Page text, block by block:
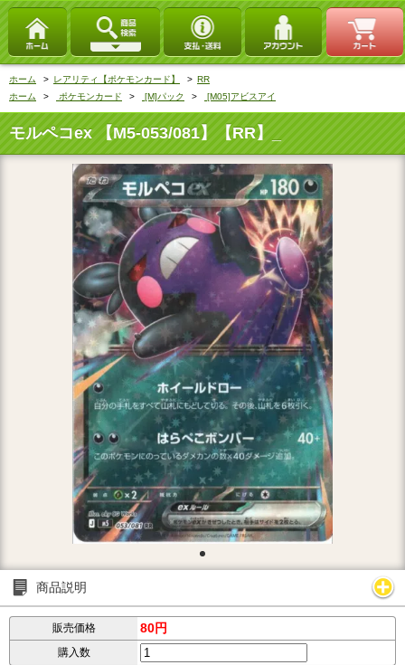
ホーム > レアリティ【ポケモンカード】 > RR
ホーム
> ポケモンカード > [M]パック > [M05]アビスアイ
モルペコex 【M5-053/081】【RR】_
商品説明
販売価格 80円
購入数